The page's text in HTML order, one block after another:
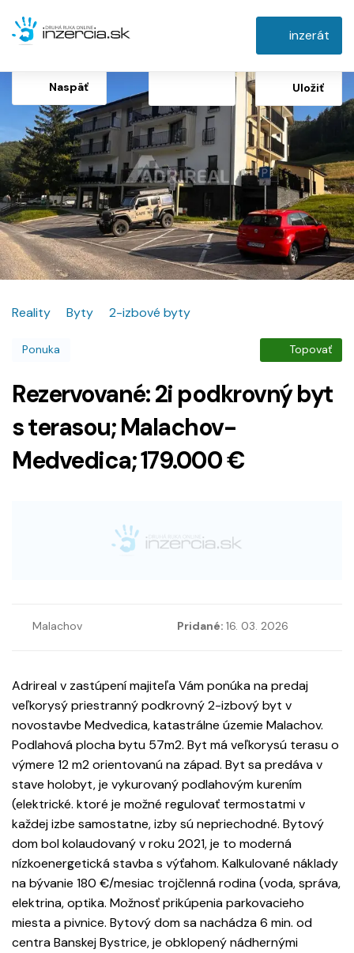
inzerát
Naspäť Uložiť
Reality Byty 2-izbové byty
Ponuka Topovať
Rezervované: 2i podkrovný byt
s terasou; Malachov-
Medvedica; 179.000 €
Malachov Pridané: 16. 03. 2026
Adrireal v zastúpení majiteľa Vám ponúka na predaj
veľkorysý priestranný podkrovný 2-izbový byt v
novostavbe Medvedica, katastrálne územie Malachov.
Podlahová plocha bytu 57m2. Byt má veľkorysú terasu o
výmere 12 m2 orientovanú na západ. Byt sa predáva v
stave holobyt, je vykurovaný podlahovým kurením
(elektrické. ktoré je možné regulovať termostatmi v
každej izbe samostatne, izby sú nepriechodné. Bytový
dom bol kolaudovaný v roku 2021, je to moderná
nízkoenergetická stavba s výťahom. Kalkulované náklady
na bývanie 180 €/mesiac trojčlenná rodina (voda, správa,
elektrina, optika. Možnosť prikúpenia parkovacieho
miesta a pivnice. Bytový dom sa nachádza 6 min. od
centra Banskej Bystrice, je obklopený nádhernými